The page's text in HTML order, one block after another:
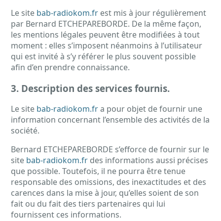
Le site bab-radiokom.fr est mis à jour régulièrement
par Bernard ETCHEPAREBORDE. De la même façon,
les mentions légales peuvent être modifiées à tout
moment : elles s’imposent néanmoins à l’utilisateur
qui est invité à s’y référer le plus souvent possible
afin d’en prendre connaissance.
3. Description des services fournis.
Le site bab-radiokom.fra pour objet de fournir une
information concernant l’ensemble des activités de la
société.
Bernard ETCHEPAREBORDE s’efforce de fournir sur le
site bab-radiokom.fr des informations aussi précises
que possible. Toutefois, il ne pourra être tenue
responsable des omissions, des inexactitudes et des
carences dans la mise à jour, qu’elles soient de son
fait ou du fait des tiers partenaires qui lui
fournissent ces informations.